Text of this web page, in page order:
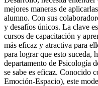
mejores maneras de
alumno. Con sus
y desafíos únicos. La clave
cursos de capacitación y
más eficaz y atractiva para
para lograr que esto suceda,
departamento de Psicología
se sabe es eficaz. Conocido
Emoción-Espacio), este